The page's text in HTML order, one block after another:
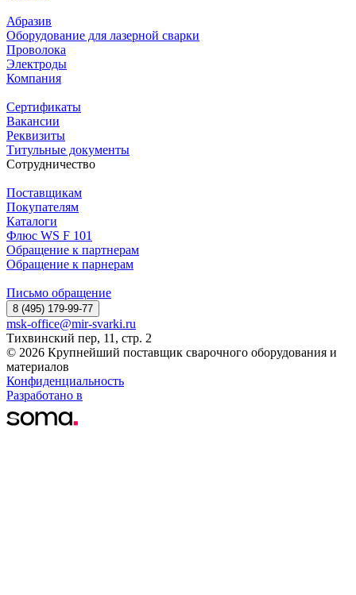
Абразив
Оборудование для лазерной сварки
Проволока
Электроды
Компания
Сертификаты
Вакансии
Реквизиты
Титульные документы
Сотрудничество
Поставщикам
Покупателям
Каталоги
Флюс WS F 101
Обращение к партнерам
Обращение к парнерам
Письмо обращение
8 (495) 179-99-77
msk-office@mir-svarki.ru
Тихвинский пер, 11, стр. 2
© 2026 Крупнейший поставщик сварочного оборудования и
материалов
Конфиденциальность
Разработано в